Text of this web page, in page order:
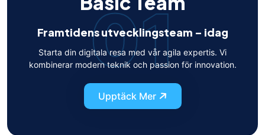
01
Framtidens utvecklingsteam – idag
Starta din digitala resa med vår agila expertis. Vi
kombinerar modern teknik och passion för innovation.
Upptäck Mer